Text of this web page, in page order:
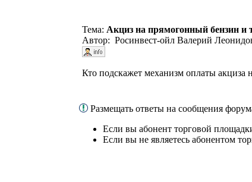
Тема: Акциз на прямогонный бензин и
Автор: Росинвест-ойл Валерий
Кто подскажет механизм оплаты акциза
Размещать ответы на сообщения
Если вы абонент торговой
Если вы не являетесь абонентом